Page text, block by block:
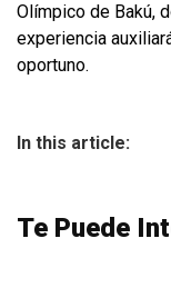
Olímpico de Bakú,
experiencia
oportuno.
In this article:
Te Puede